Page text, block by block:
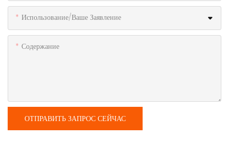
Использование/ваше Заявление
Содержание
ОТПРАВИТЬ ЗАПРОС СЕЙЧАС